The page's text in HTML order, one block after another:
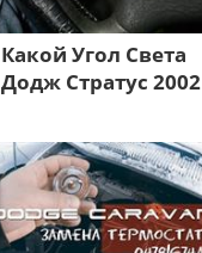
Какой Угол Света
Додж Стратус 2002